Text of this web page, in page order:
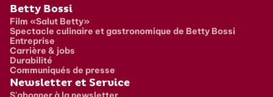
Pied de page
Betty Bossi
Film «Salut Betty»
Spectacle culinaire et gastronomique de Betty Bossi
Entreprise
Carrière & jobs
Durabilité
Communiqués de presse
Newsletter et Service